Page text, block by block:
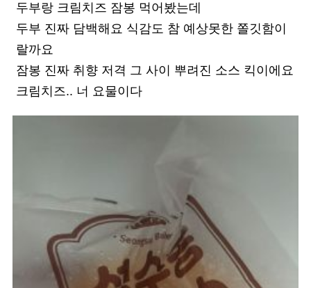
두부랑 크림치즈 잠봉 먹어봤는데
두부 진짜 담백해요 식감도 참 예상못한 쫄깃함이
랄까요
잠봉 진짜 취향 저격 그 사이 뿌려진 소스 킥이에요
크림치즈.. 너 요물이다